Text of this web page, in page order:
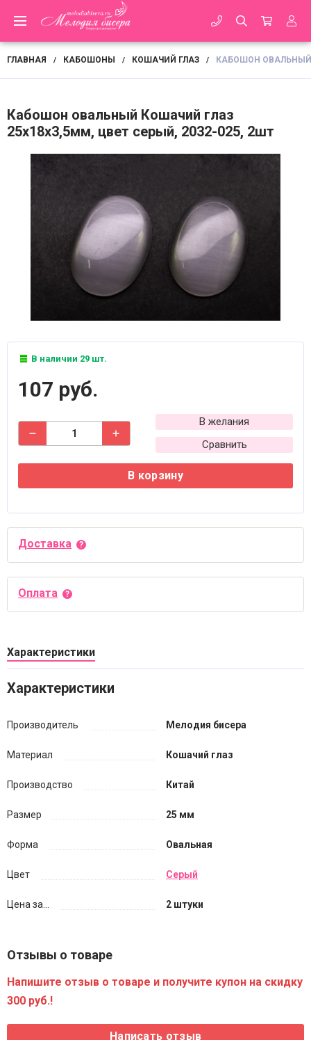
ГЛАВНАЯ / КАБОШОНЫ / КОШАЧИЙ ГЛАЗ / КАБОШОН ОВАЛЬНЫЙ
Кабошон овальный Кошачий глаз
25х18х3,5мм, цвет серый, 2032-025, 2шт
В наличии 29 шт.
107 руб.
В желания
Сравнить
В корзину
Доставка
Оплата
Характеристики
Характеристики
Производитель Мелодия бисера
Материал Кошачий глаз
Производство Китай
Размер 25 мм
Форма Овальная
Цвет Серый
Цена за... 2 штуки
Отзывы о товаре
Напишите отзыв о товаре и получите купон на скидку
300 руб.!